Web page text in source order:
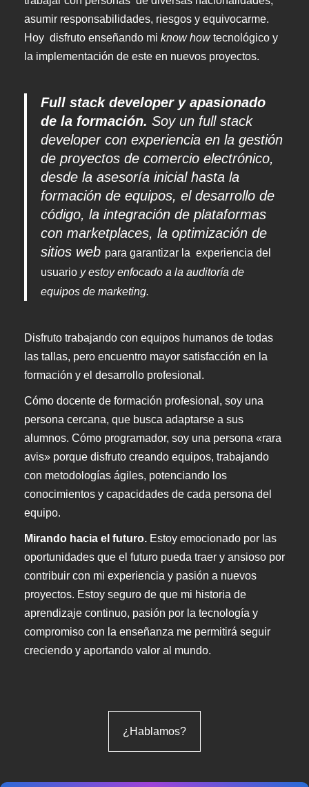
asumir responsabilidades, riesgos y equivocarme.
Hoy disfruto enseñando mi know howtecnológico y
la implementación de este en nuevos proyectos.
Full stack developer y apasionado
de la formación. Soy un full stack
developer con experiencia en la gestión
de proyectos de comercio electrónico,
desde la asesoría inicial hasta la
formación de equipos, el desarrollo de
código, la integración de plataformas
con marketplaces, la optimización de
sitios web para garantizar la experiencia del
usuario y estoy enfocado a la auditoría de
equipos de marketing.
Disfruto trabajando con equipos humanos de todas
las tallas, pero encuentro mayor satisfacción en la
formación y el desarrollo profesional.
Cómo docente de formación profesional, soy una
persona cercana, que busca adaptarse a sus
alumnos. Cómo programador, soy una persona «rara
avis» porque disfruto creando equipos, trabajando
con metodologías ágiles, potenciando los
conocimientos y capacidades de cada persona del
equipo.
Mirando hacia el futuro. Estoy emocionado por las
oportunidades que el futuro pueda traer y ansioso por
contribuir con mi experiencia y pasión a nuevos
proyectos. Estoy seguro de que mi historia de
aprendizaje continuo, pasión por la tecnología y
compromiso con la enseñanza me permitirá seguir
creciendo y aportando valor al mundo.
¿Hablamos?